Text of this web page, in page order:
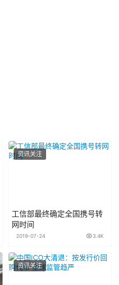
资讯关注
工信部最终确定全国携号转
网时间
2019-07-24 3.4K
资讯关注